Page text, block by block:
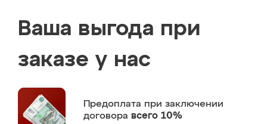
Ваша выгода при
заказе у нас
Предоплата при заключении
договора всего 10%